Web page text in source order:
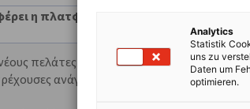
η πλατφόρμα
στους προμηθευτές;
πελάτες
ανάγκες
προβολής σε
πρόσβαση σε
Analytics
Statistik
uns zu
Daten um
optimieren.